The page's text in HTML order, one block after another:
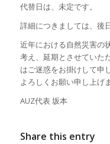
代替日は、未定です。
詳細につきましては、後
近年における自然災害の
考え、延期とさせていた
はご迷惑をお掛けして申
よろしくお願い申し上げま
AUZ代表 坂本
Share this entry